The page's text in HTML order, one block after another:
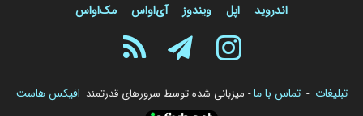
اندروید اپل ویندوز آی‌او‌اس مک‌او‌اس
تبلیغات - تماس با ما- میزبانی شده توسط سرورهای قدرتمند افیکس هاست